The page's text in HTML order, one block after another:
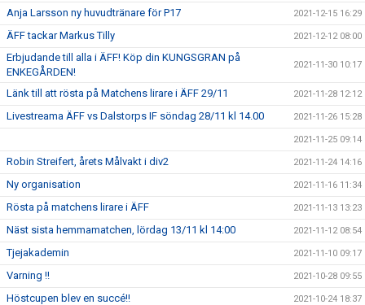
Anja Larsson ny huvudtränare för P17 2021-12-15 16:29
ÄFF tackar Markus Tilly 2021-12-12 08:00
Erbjudande till alla i ÄFF! Köp din KUNGSGRAN på
ENKEGÅRDEN!
2021-11-30 10:17
Länk till att rösta på Matchens lirare i ÄFF 29/11 2021-11-28 12:12
Livestreama ÄFF vs Dalstorps IF söndag 28/11 kl 14.00 2021-11-26 15:28
2021-11-25 09:14
Robin Streifert, årets Målvakt i div2 2021-11-24 14:16
Ny organisation 2021-11-16 11:34
Rösta på matchens lirare i ÄFF 2021-11-13 13:23
Näst sista hemmamatchen, lördag 13/11 kl 14:00 2021-11-12 08:54
Tjejakademin 2021-11-10 09:17
Varning !! 2021-10-28 09:55
Höstcupen blev en succé!! 2021-10-24 18:37